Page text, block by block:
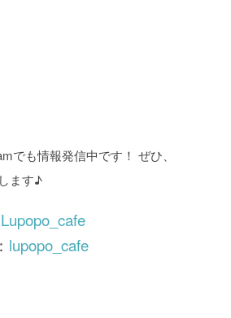
でも情報発信中です！ ぜひ、
ます♪
lupopo_cafe